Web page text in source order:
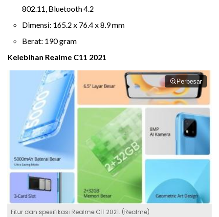
802.11, Bluetooth 4.2
Dimensi: 165.2 x 76.4 x 8.9 mm
Berat: 190 gram
Kelebihan Realme C11 2021
Perbesar
Fitur dan spesifikasi Realme C11 2021. (Realme)